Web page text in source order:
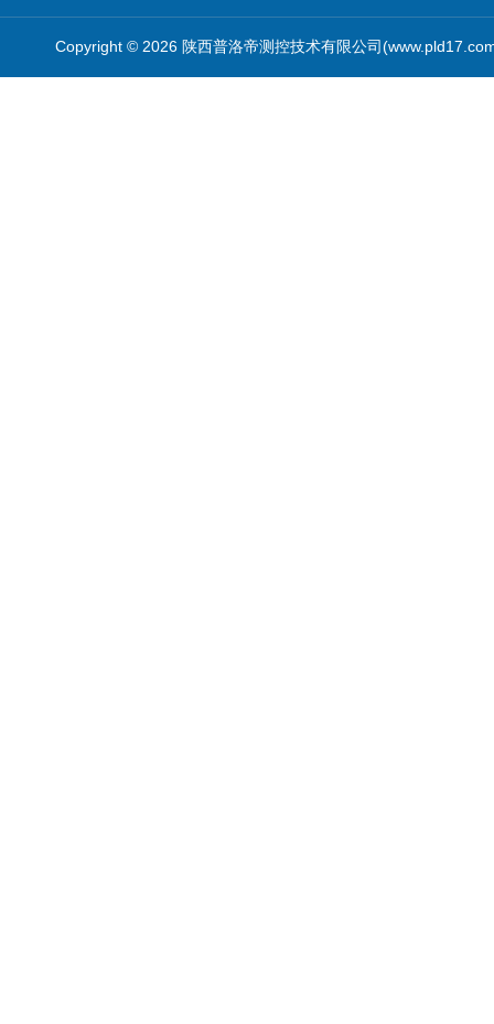
Copyright © 2026 陕西普洛帝测控技术有限公司